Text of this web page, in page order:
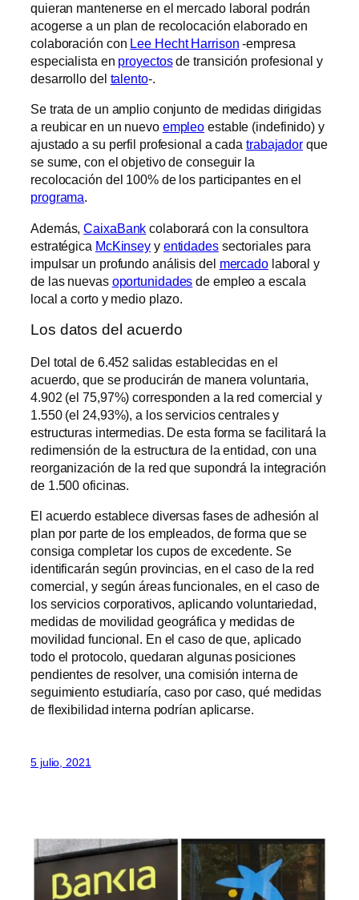
quieran mantenerse en el mercado laboral podrán
acogerse a un plan de recolocación elaborado en
colaboración con Lee Hecht Harrison -empresa
especialista en proyectosde transición profesional y
desarrollo del talento-.
Se trata de un amplio conjunto de medidas dirigidas
a reubicar en un nuevo empleo estable (indefinido) y
ajustado a su perfil profesional a cada trabajador que
se sume, con el objetivo de conseguir la
recolocación del 100% de los participantes en el
programa.
Además,CaixaBank colaborará con la consultora
estratégica McKinsey y entidadessectoriales para
impulsar un profundo análisis del mercadolaboral y
de las nuevas oportunidades de empleo a escala
local a corto y medio plazo.
Los datos del acuerdo
Del total de 6.452 salidas establecidas en el
acuerdo, que se producirán de manera voluntaria,
4.902 (el 75,97%) corresponden a la red comercial y
1.550 (el 24,93%), a los servicios centrales y
estructuras intermedias. De esta forma se facilitará la
redimensión de la estructura de la entidad, con una
reorganización de la red que supondrá la integración
de 1.500 oficinas.
El acuerdo establece diversas fases de adhesión al
plan por parte de los empleados, de forma que se
consiga completar los cupos de excedente. Se
identificarán según provincias, en el caso de la red
comercial, y según áreas funcionales, en el caso de
los servicios corporativos, aplicando voluntariedad,
medidas de movilidad geográfica y medidas de
movilidad funcional. En el caso de que, aplicado
todo el protocolo, quedaran algunas posiciones
pendientes de resolver, una comisión interna de
seguimiento estudiaría, caso por caso, qué medidas
de flexibilidad interna podrían aplicarse.
5 julio, 2021